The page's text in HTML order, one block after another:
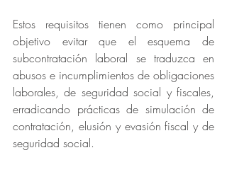
Estos requisitos tienen como principal
objetivo evitar que el esquema de
subcontratación laboral se traduzca en
abusos e incumplimientos de obligaciones
laborales, de seguridad social y fiscales,
erradicando prácticas de simulación de
contratación, elusión y evasión fiscal y de
seguridad social.